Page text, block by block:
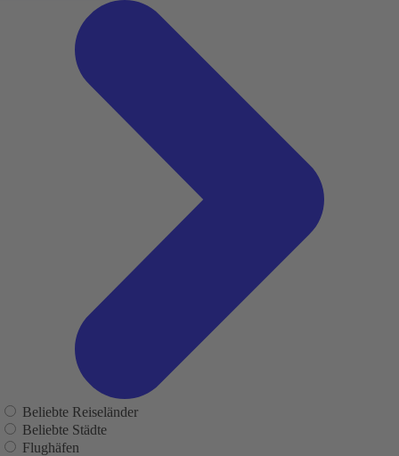
Beliebte Reiseländer
Beliebte Städte
Flughäfen